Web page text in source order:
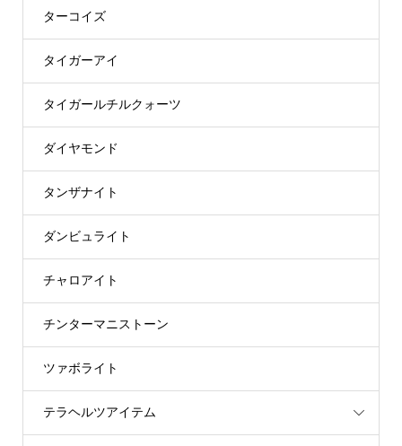
ターコイズ
タイガーアイ
タイガールチルクォーツ
ダイヤモンド
タンザナイト
ダンビュライト
チャロアイト
チンターマニストーン
ツァボライト
テラヘルツアイテム